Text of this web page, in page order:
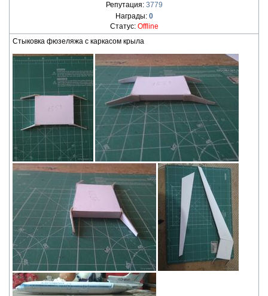
Репутация: 3779
Награды: 0
Статус: Offline
Стыковка фюзеляжа с каркасом крыла